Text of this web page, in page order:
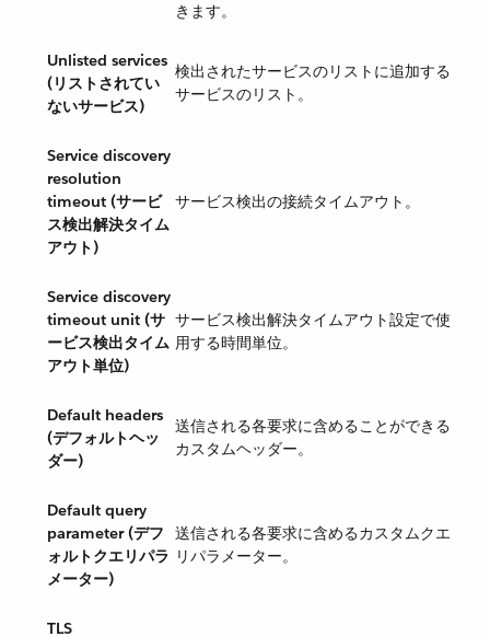
きます。
Unlisted services
(リストされてい
ないサービス)
検出されたサービスのリストに追加する
サービスのリスト。
Service discovery
resolution
timeout (サービ
ス検出解決タイム
アウト)
サービス検出の接続タイムアウト。
Service discovery
timeout unit (サ
ービス検出タイム
アウト単位)
サービス検出解決タイムアウト設定で使
用する時間単位。
Default headers
(デフォルトヘッ
ダー)
送信される各要求に含めることができる
カスタムヘッダー。
Default query
parameter (デフ
ォルトクエリパラ
メーター)
送信される各要求に含めるカスタムクエ
リパラメーター。
TLS